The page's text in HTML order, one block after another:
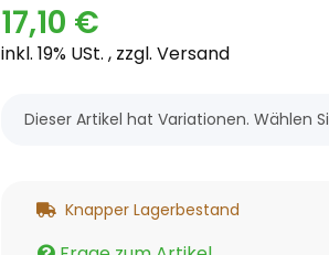
17,10 €
inkl. 19% USt. , zzgl. Versand
x
Dieser Artikel hat Variationen. Wählen
Knapper Lagerbestand